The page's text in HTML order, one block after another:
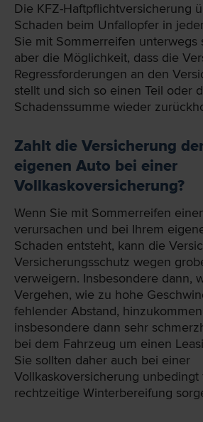
Die KFZ-Haftpflichtversicherung
Schaden beim Unfallopfer in
Sie mit Sommerreifen unterwegs
aber die Möglichkeit, dass die
Regressforderungen an den
stellt und sich so einen Teil oder
Schadenssumme wieder
Zahlt die Versicherung
eigenen Auto bei einer
Vollkaskoversicherung?
Wenn Sie mit Sommerreifen
verursachen und bei Ihrem
Schaden entsteht, kann die
Versicherungsschutz wegen
verweigern. Insbesondere dann,
Vergehen, wie zu hohe
fehlender Abstand,
insbesondere dann sehr
bei dem Fahrzeug um einen
Sie sollten daher auch bei einer
Vollkaskoversicherung unbedingt
rechtzeitige Winterbereifung